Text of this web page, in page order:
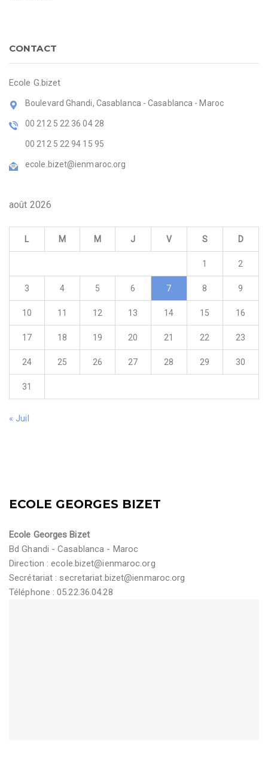
CONTACT
Ecole G.bizet
Boulevard Ghandi, Casablanca - Casablanca - Maroc
00 212 5 22 36 04 28
00 212 5 22 94 15 95
ecole.bizet@ienmaroc.org
août 2026
L M M J V S D
1 2
3 4 5 6 7 8 9
10 11 12 13 14 15 16
17 18 19 20 21 22 23
24 25 26 27 28 29 30
31
« Juil
ECOLE GEORGES BIZET
Ecole Georges Bizet
Bd Ghandi - Casablanca - Maroc
Direction :ecole.bizet@ienmaroc.org
Secrétariat : secretariat.bizet@ienmaroc.org
Téléphone : 05.22.36.04.28